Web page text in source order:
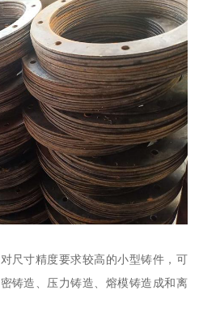
尺寸精度要求较高的小型铸件，可
铸造、压力铸造、熔模铸造成和离